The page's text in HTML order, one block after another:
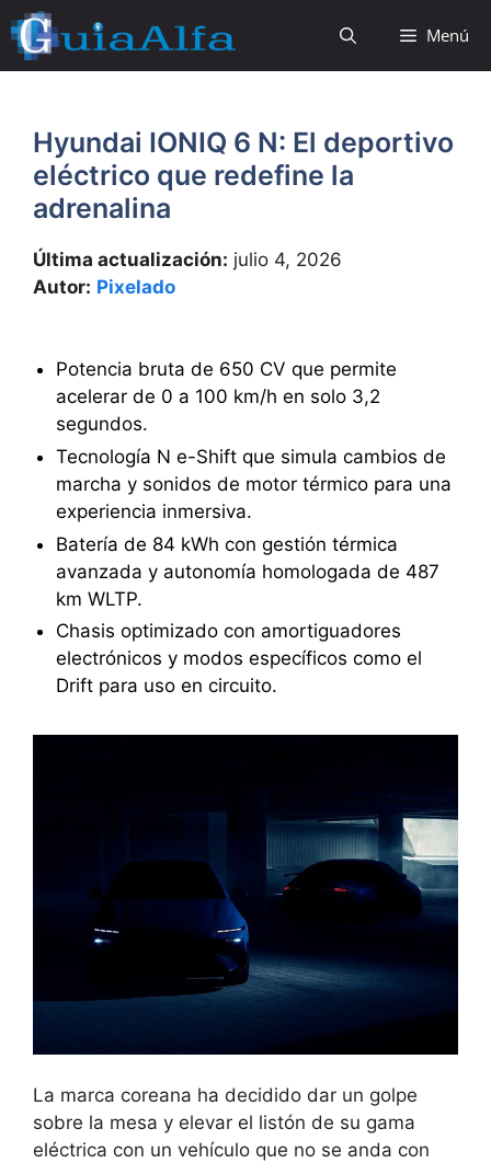
Saltar
al
contenido
Menú
Hyundai IONIQ 6 N: El deportivo
eléctrico que redefine la
adrenalina
Última actualización: julio 4, 2026
Autor: Pixelado
Potencia bruta de 650 CV que permite
acelerar de 0 a 100 km/h en solo 3,2
segundos.
Tecnología N e-Shift que simula cambios de
marcha y sonidos de motor térmico para una
experiencia inmersiva.
Batería de 84 kWh con gestión térmica
avanzada y autonomía homologada de 487
km WLTP.
Chasis optimizado con amortiguadores
electrónicos y modos específicos como el
Drift para uso en circuito.
La marca coreana ha decidido dar un golpe
sobre la mesa y elevar el listón de su gama
eléctrica con un vehículo que no se anda con